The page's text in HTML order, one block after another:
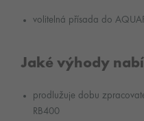
volitelná přísada do
Jaké výhody
prodlužuje dobu
RB400